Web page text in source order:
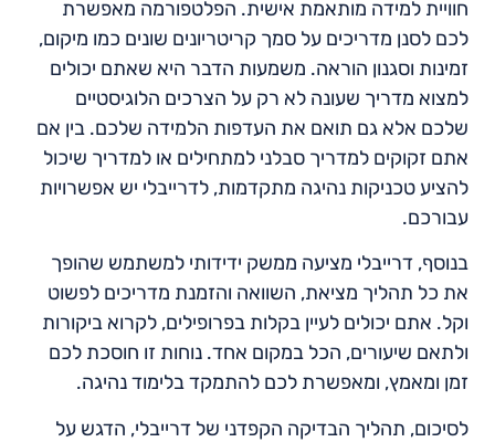
חוויית למידה מותאמת אישית. הפלטפורמה מאפשרת
לכם לסנן מדריכים על סמך קריטריונים שונים כמו מיקום,
זמינות וסגנון הוראה. משמעות הדבר היא שאתם יכולים
למצוא מדריך שעונה לא רק על הצרכים הלוגיסטיים
שלכם אלא גם תואם את העדפות הלמידה שלכם. בין אם
אתם זקוקים למדריך סבלני למתחילים או למדריך שיכול
להציע טכניקות נהיגה מתקדמות, לדרייבלי יש אפשרויות
עבורכם.
בנוסף, דרייבלי מציעה ממשק ידידותי למשתמש שהופך
את כל תהליך מציאת, השוואה והזמנת מדריכים לפשוט
וקל. אתם יכולים לעיין בקלות בפרופילים, לקרוא ביקורות
ולתאם שיעורים, הכל במקום אחד. נוחות זו חוסכת לכם
זמן ומאמץ, ומאפשרת לכם להתמקד בלימוד נהיגה.
לסיכום, תהליך הבדיקה הקפדני של דרייבלי, הדגש על